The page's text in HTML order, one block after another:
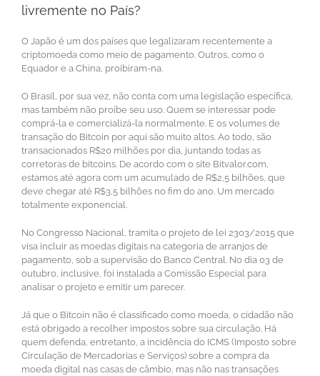
livremente no País?
O Japão é um dos países que legalizaram recentemente a
criptomoeda como meio de pagamento. Outros, como o
Equador e a China, proibiram-na.
O Brasil, por sua vez, não conta com uma legislação específica,
mas também não proíbe seu uso. Quem se interessar pode
comprá-la e comercializá-la normalmente. E os volumes de
transação do Bitcoin por aqui são muito altos. Ao todo, são
transacionados R$20 milhões por dia, juntando todas as
corretoras de bitcoins. De acordo com o site Bitvalor.com,
estamos até agora com um acumulado de R$2,5 bilhões, que
deve chegar até R$3,5 bilhões no fim do ano. Um mercado
totalmente exponencial.
No Congresso Nacional, tramita o projeto de lei 2303/2015 que
visa incluir as moedas digitais na categoria de arranjos de
pagamento, sob a supervisão do Banco Central. No dia 03 de
outubro, inclusive, foi instalada a Comissão Especial para
analisar o projeto e emitir um parecer.
Já que o Bitcoin não é classificado como moeda, o cidadão não
está obrigado a recolher impostos sobre sua circulação. Há
quem defenda, entretanto, a incidência do ICMS (Imposto sobre
Circulação de Mercadorias e Serviços) sobre a compra da
moeda digital nas casas de câmbio, mas não nas transações